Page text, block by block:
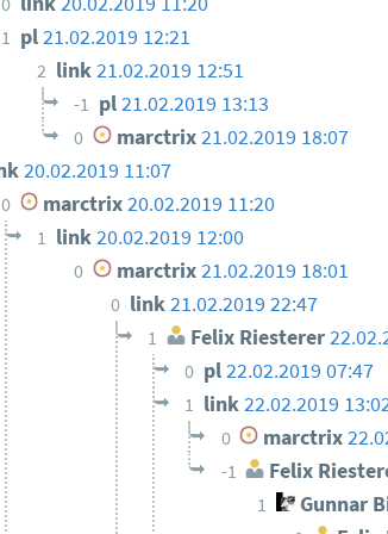
1 pl21.02.2019 12:21
2 link21.02.2019 12:51
-1 pl21.02.2019 13:13
0 marctrix21.02.2019 18:07
20.02.2019 11:07
0 marctrix20.02.2019 11:20
1 link20.02.2019 12:00
0 marctrix21.02.2019 18:01
0 link21.02.2019 22:47
1 Felix Riesterer
0 pl22.02.2019 07:47
1 link22.02.2019
0 marctrix
-1 Felix
1 Gunnar